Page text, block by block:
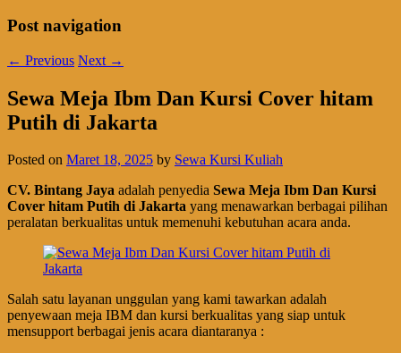
Post navigation
← Previous Next →
Sewa Meja Ibm Dan Kursi Cover hitam
Putih di Jakarta
Posted on Maret 18, 2025 by Sewa Kursi Kuliah
CV. Bintang Jaya adalah penyedia Sewa Meja Ibm Dan Kursi
Cover hitam Putih di Jakarta yang menawarkan berbagai pilihan
peralatan berkualitas untuk memenuhi kebutuhan acara anda.
Salah satu layanan unggulan yang kami tawarkan adalah
penyewaan meja IBM dan kursi berkualitas yang siap untuk
mensupport berbagai jenis acara diantaranya :